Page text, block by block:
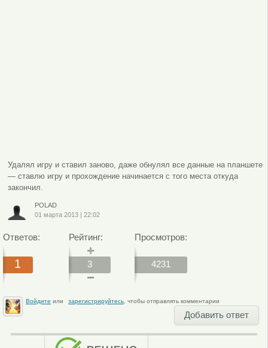
Удалял игру и ставил заново, даже обнулял все данные на планшете
— ставлю игру и прохождение начинается с того места откуда
закончил.
POLAD
01 марта 2013| 22:02
Ответов:
1
Рейтинг:
3
Просмотров:
4231
Войдите или зарегистрируйтесь, чтобы отправлять комментарии
Добавить ответ